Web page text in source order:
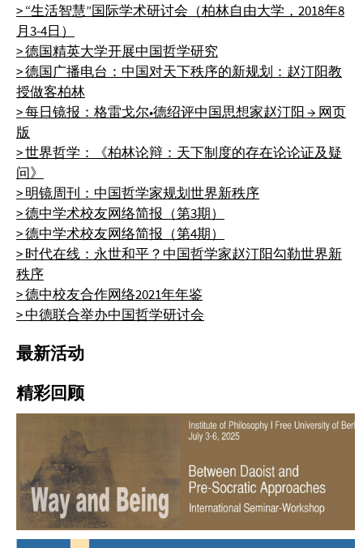
> “生活智慧”国际学术研讨会（柏林自由大学，2018年8
月3-4日）
> 德国精英大学开展中国哲学研究
> 德国广播电台：中国对天下秩序的新规划：赵汀阳教
授做客柏林
> 每日镜报：格雷戈尔•德绍评中国思想家赵汀阳→ 网页
版
> 世界哲学：《柏林论辩：天下制度的存在论论证及疑
问》
> 明镜周刊：中国哲学家规划世界新秩序
> 德中学术校友网络简报（第3期）
> 德中学术校友网络简报（第4期）
> 时代在线：永世和平？中国哲学家赵汀阳勾勒世界新
秩序
> 德中校友合作网络2021年年鉴
> 中德联合举办中国哲学研讨会
最新活动
精彩回顾